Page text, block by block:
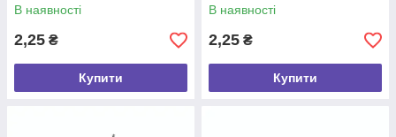
В наявності
2,25 ₴
Купити
В наявності
2,25 ₴
Купити